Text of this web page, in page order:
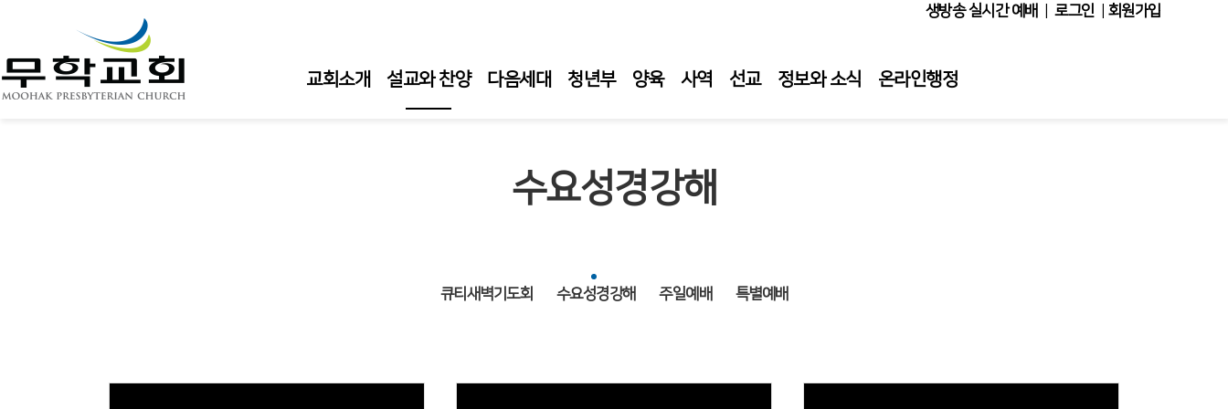
생방송 실시간 예배 로그인 회원가입
교회소개 설교와 찬양
수요 성령 집회
다음세대 청년부 양육 사역 선교 정보와 소식 온라인행정
수요성경강해
큐티새벽기도회 수요성경강해 주일예배 특별예배